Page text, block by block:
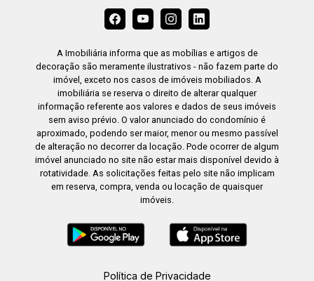
A Imobiliária informa que as mobílias e artigos de
decoração são meramente ilustrativos - não fazem parte do
imóvel, exceto nos casos de imóveis mobiliados. A
imobiliária se reserva o direito de alterar qualquer
informação referente aos valores e dados de seus imóveis
sem aviso prévio. O valor anunciado do condomínio é
aproximado, podendo ser maior, menor ou mesmo passível
de alteração no decorrer da locação. Pode ocorrer de algum
imóvel anunciado no site não estar mais disponível devido à
rotatividade. As solicitações feitas pelo site não implicam
em reserva, compra, venda ou locação de quaisquer
imóveis.
Política de Privacidade